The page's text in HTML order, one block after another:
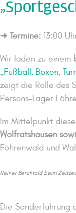
➜ Termine: 13:00
Wir laden zu einem
„Fußball, Boxen,
zeigt die Rolle des
Persons-Lager
Im Mittelpunkt
Wolfratshausen
Föhrenwald und
Reiner Berchtold beim
Die Sonderführung